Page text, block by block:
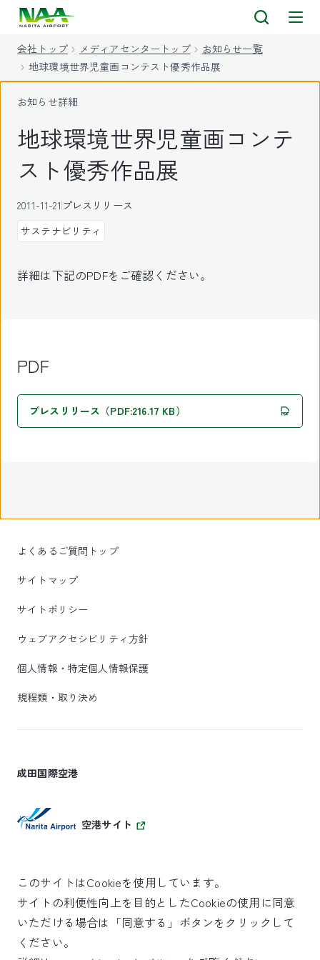
会社トップ メディアセンタートップ
お知らせ一覧
地球環境世界児童画コンテスト優秀作品展
お知らせ詳細
地球環境世界児童画コンテ
スト優秀作品展
2011-11-21プレスリリース
サステナビリティ
詳細は下記のPDFをご確認ください。
PDF
プレスリリース（PDF:216.17 KB）
よくあるご質問トップ
サイトマップ
サイトポリシー
ウェブアクセシビリティ方針
個人情報・特定個人情報保護
規程類・取り決め
成田国際空港
空港サイト
SKYTRAX
5スターエアポート
このサイトはCookieを使用しています。
サイトの利便性向上を目的としたCookieの使用に同意
いただける場合は「同意する」ボタンをクリックして
ください。